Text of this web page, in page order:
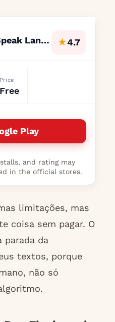
Busuu: Learn & Speak Languages ★4.7
Price
Free
Play
and rating may
in the official stores.
limitações, mas
coisa sem pagar. O
parada da
textos, porque
não só